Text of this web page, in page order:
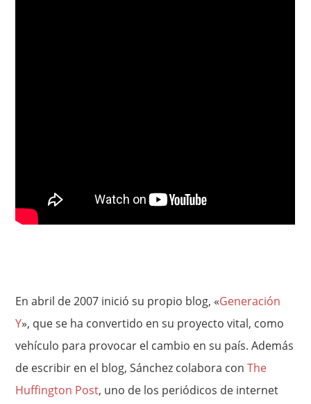
En abril de 2007 inició su propio blog, «Generación
Y», que se ha convertido en su proyecto vital, como
vehículo para provocar el cambio en su país. Además
de escribir en el blog, Sánchez colabora conThe
Huffington Post, uno de los periódicos de internet